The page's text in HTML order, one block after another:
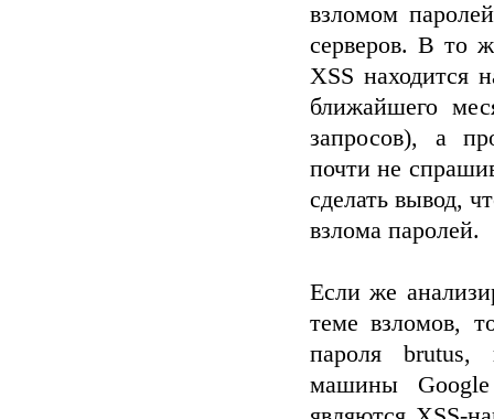
взломом
серверов. В то
XSS находится
ближайшего
запросов), а
почти не
сделать вывод,
взлома паролей.
Если же
теме взломов,
пароля brutus,
машины